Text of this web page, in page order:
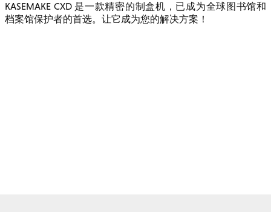
KASEMAKE CXD 是一款精密的制盒机，已成为全球图书馆和
档案馆保护者的首选。让它成为您的解决方案！